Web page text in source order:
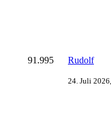
91.995 Rudolf
24. Juli